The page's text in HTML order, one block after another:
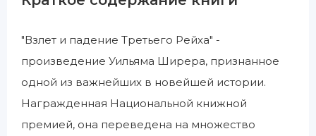
"Взлет и падение Третьего Рейха" -
произведение Уильяма Ширера, признанное
одной из важнейших в новейшей истории.
Награжденная Национальной книжной
премией, она переведена на множество